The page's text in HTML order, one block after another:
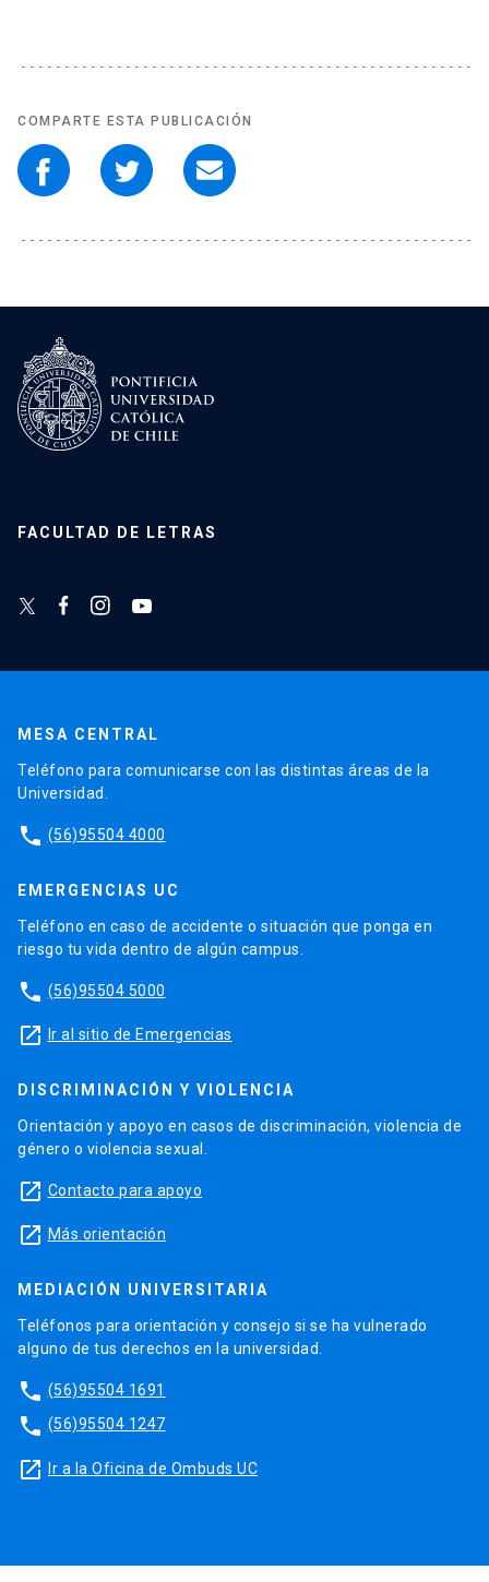
COMPARTE ESTA PUBLICACIÓN
FACULTAD DE LETRAS
MESA CENTRAL
Teléfono para comunicarse con las distintas áreas de la
Universidad.
phone (56)95504 4000
EMERGENCIAS UC
Teléfono en caso de accidente o situación que ponga en
riesgo tu vida dentro de algún campus.
phone (56)95504 5000
launch Ir al sitio de Emergencias
DISCRIMINACIÓN Y VIOLENCIA
Orientación y apoyo en casos de discriminación, violencia de
género o violencia sexual.
launch Contacto para apoyo
launch Más orientación
MEDIACIÓN UNIVERSITARIA
Teléfonos para orientación y consejo si se ha vulnerado
alguno de tus derechos en la universidad.
phone (56)95504 1691
phone (56)95504 1247
launch Ir a la Oficina de Ombuds UC